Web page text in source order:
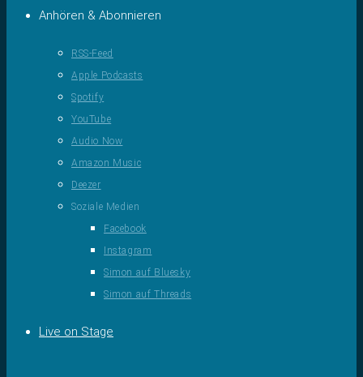
Anhören & Abonnieren
RSS-Feed
Apple Podcasts
Spotify
YouTube
Audio Now
Amazon Music
Deezer
Soziale Medien
Facebook
Instagram
Simon auf Bluesky
Simon auf Threads
Live on Stage